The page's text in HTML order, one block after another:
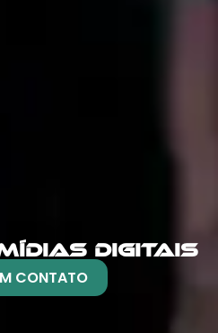
DIGITAIS
CONTATO